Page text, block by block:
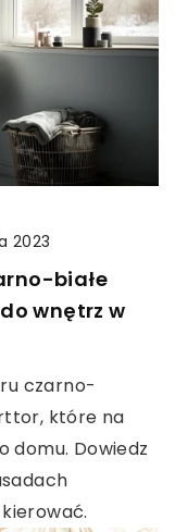
2023
białe
wnętrz w
czarno-
które na
domu. Dowiedz